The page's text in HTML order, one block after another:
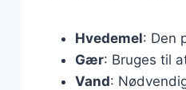
Hvedemel: Den
Gær: Bruges til
Vand: